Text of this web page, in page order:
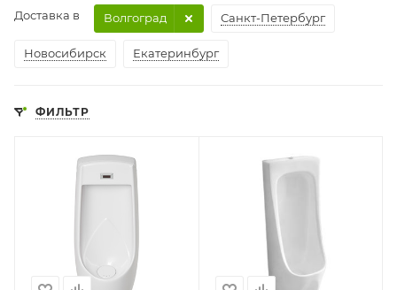
Доставка в Санкт-Петербург
Новосибирск Екатеринбург
Волгоград
ФИЛЬТР